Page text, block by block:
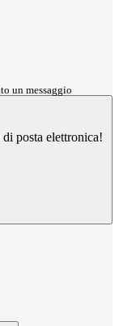
un messaggio
posta elettronica!